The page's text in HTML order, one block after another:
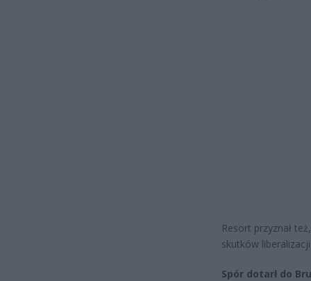
Resort przyznał
skutków
Spór dotarł do